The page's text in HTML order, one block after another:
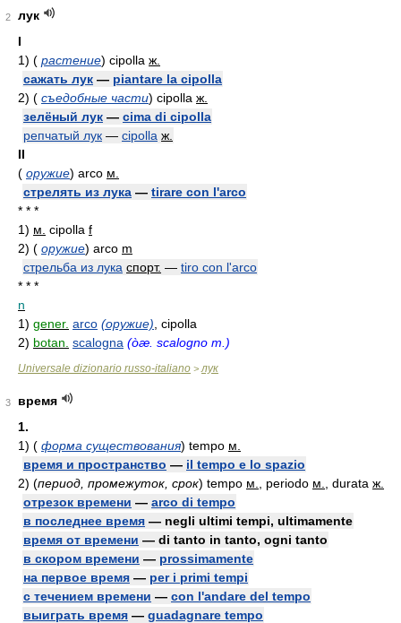
2
лук
I
1) ( растение) cipolla ж.
сажать лук — piantare la cipolla
2) ( съедобные части) cipolla ж.
зелёный лук — cima di cipolla
репчатый лук — cipolla ж.
II
( оружие) arco м.
стрелять из лука — tirare con l'arco
* * *
1) м. cipolla f
2) ( оружие) arco m
стрельба из лука спорт. — tiro con l'arco
* * *
n
1) gener. arco (оружие) , cipolla
2) botan. scalogna (òæ. scalogno m.)
Universale dizionario russo-italiano > лук
3
время
1.
1) ( форма существования) tempo м.
время и пространство — il tempo e lo spazio
2) (период, промежуток, срок) tempo м. , periodo м. , durata ж.
отрезок времени — arco di tempo
в последнее время — negli ultimi tempi, ultimamente
время от времени — di tanto in tanto, ogni tanto
в скором времени — prossimamente
на первое время — per i primi tempi
с течением времени — con l'andare del tempo
выиграть время — guadagnare tempo